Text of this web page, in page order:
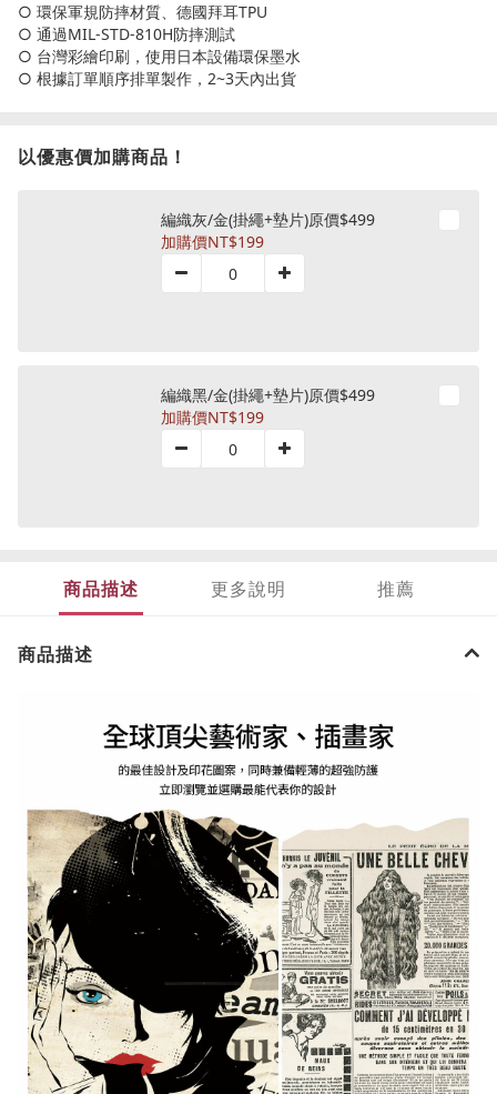
○ 環保軍規防摔材質、德國拜耳TPU
○ 通過MIL-STD-810H防摔測試
○ 台灣彩繪印刷，使用日本設備環保墨水
○ 根據訂單順序排單製作，2~3天內出貨
以優惠價加購商品！
編織灰/金(掛繩+墊片)原價$499
加購價NT$199
編織黑/金(掛繩+墊片)原價$499
加購價NT$199
商品描述 更多說明 推薦
商品描述